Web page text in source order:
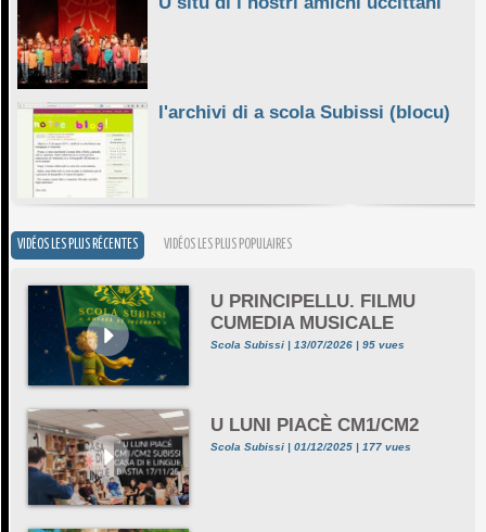
l'archivi di a scola Subissi (blocu)
VIDÉOS LES PLUS RÉCENTES VIDÉOS LES PLUS POPULAIRES
U PRINCIPELLU. FILMU
CUMEDIA MUSICALE
Scola Subissi | 13/07/2026 | 95 vues
U LUNI PIACÈ CM1/CM2
Scola Subissi | 01/12/2025 | 177 vues